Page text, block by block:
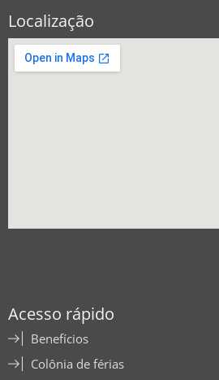
Localização
Acesso rápido
Benefícios
Colônia de férias